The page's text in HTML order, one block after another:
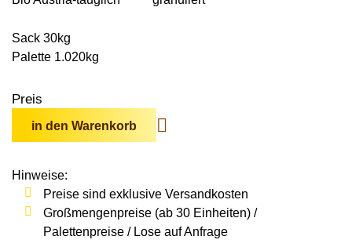
Wildschweine
Enten & Gänse
Puten
Rassegeflügel
Kaninchen
Stall & Co
Einstreu
Siliermittel
Werbeartikel
Sack 30kg
Palette 1.020kg
Preis
in den Warenkorb
Hinweise:
Preise sind exklusive Versandkosten
Großmengenpreise (ab 30 Einheiten) /
Palettenpreise / Lose auf Anfrage